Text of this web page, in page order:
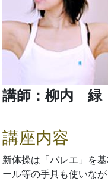
講師：柳内 緑
講座内容
新体操は「バレエ」を
ール等の手具も使いな